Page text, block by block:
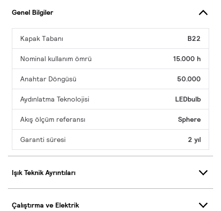
Genel Bilgiler
Kapak Tabanı B22
Nominal kullanım ömrü 15.000 h
Anahtar Döngüsü 50.000
Aydınlatma Teknolojisi LEDbulb
Akış ölçüm referansı Sphere
Garanti süresi 2 yıl
Işık Teknik Ayrıntıları
Çalıştırma ve Elektrik